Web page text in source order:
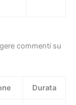
commenti su
Durata